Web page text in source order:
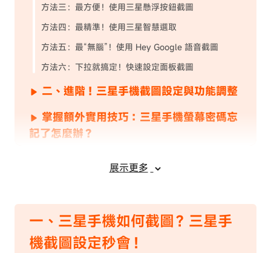
方法三：最方便！使用三星懸浮按鈕截圖
方法四：最精準！使用三星智慧選取
方法五：最“無腦”！使用 Hey Google 語音截圖
方法六：下拉就搞定！快速設定面板截圖
二、進階！三星手機截圖設定與功能調整
掌握額外實用技巧：三星手機螢幕密碼忘
記了怎麼辦？
猜你還想問：三星手機截圖設定更多常見
展示更多
一、三星手機如何截圖？三星手
機截圖設定秒會！